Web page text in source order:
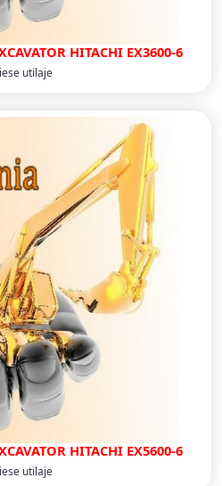
HITACHI EX3600-6
utilaje
HITACHI EX5600-6
utilaje